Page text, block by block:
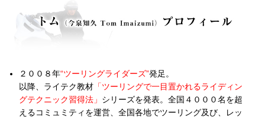
２００８年“ツーリングライダーズ”発足。
以降、ライテク教材 「ツーリングで一目置かれるライディン
グテクニック習得法」 シリーズを発表。全国４０００名を超
えるコミュミティを運営、全国各地でツーリング及び、レッ